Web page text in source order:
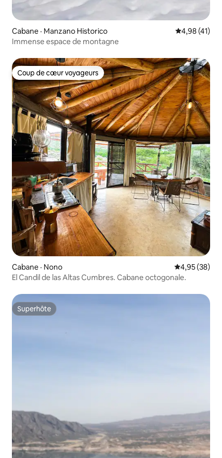
Cabane · Manzano Historico Note
4,98 (41)
Immense espace de montagne
Coup de cœur voyageurs
Coup de cœur voyageurs
Cabane · Nono Note
4,95 (38)
El Candil de las Altas Cumbres. Cabane octogonale.
Superhôte
Superhôte